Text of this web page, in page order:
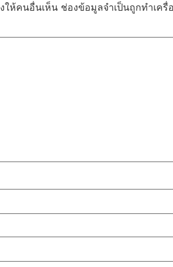
ให้คนอื่นเห็น ช่องข้อมูลจำเป็นถูกทำเครื่